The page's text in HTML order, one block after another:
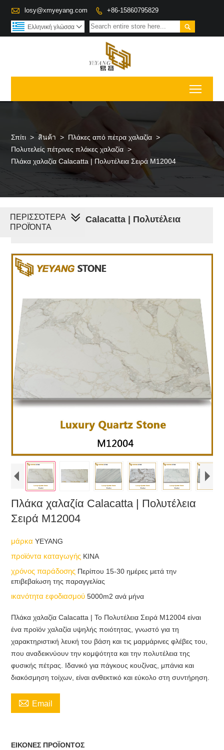
 losy@xmyeyang.com  +86-15860795829

Ελληνική γλώσσα 
Σπίτι > สินค้า > Πλάκες από πέτρα χαλαζία >
Πολυτελείς πέτρινες πλάκες χαλαζία >
Πλάκα χαλαζία Calacatta | Πολυτέλεια Σειρά M12004
Πλάκα χαλαζία Calacatta | Πολυτέλεια
Σειρά M12004
Πλάκα χαλαζία Calacatta | Πολυτέλεια
Σειρά M12004
μάρκαYEYANG
προϊόντα καταγωγής ΚΙΝΑ
χρόνος παράδοσης Περίπου 15-30 ημέρες μετά την
επιβεβαίωση της παραγγελίας
ικανότητα εφοδιασμού5000m2 ανά μήνα
Πλάκα χαλαζία Calacatta | Το Πολυτέλεια Σειρά M12004 είναι
ένα προϊόν χαλαζία υψηλής ποιότητας, γνωστό για τη
χαρακτηριστική λευκή του βάση και τις μαρμάρινες φλέβες του,
που αναδεικνύουν την κομψότητα και την πολυτέλεια της
φυσικής πέτρας. Ιδανικό για πάγκους κουζίνας, μπάνια και
διακόσμηση τοίχων, είναι ανθεκτικό και εύκολο στη συντήρηση.
 Email
ΕΙΚΟΝΕΣ ΠΡΟΪΟΝΤΟΣ
ΠΕΡΙΣΣΌΤΕΡΑ
ΠΡΟΪΌΝΤΑ